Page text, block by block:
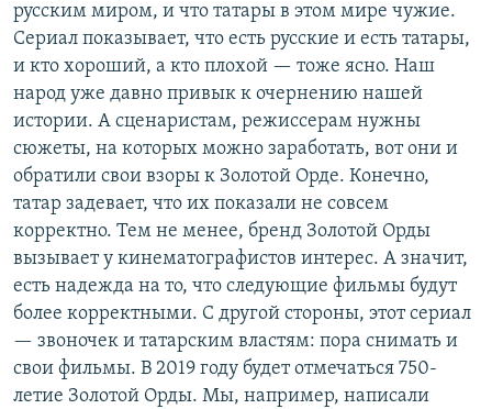
русским миром, и что татары в этом мире чужие.
Сериал показывает, что есть русские и есть татары,
и кто хороший, а кто плохой — тоже ясно. Наш
народ уже давно привык к очернению нашей
истории. А сценаристам, режиссерам нужны
сюжеты, на которых можно заработать, вот они и
обратили свои взоры к Золотой Орде. Конечно,
татар задевает, что их показали не совсем
корректно. Тем не менее, бренд Золотой Орды
вызывает у кинематографистов интерес. А значит,
есть надежда на то, что следующие фильмы будут
более корректными. С другой стороны, этот сериал
— звоночек и татарским властям: пора снимать и
свои фильмы. В 2019 году будет отмечаться 750-
летие Золотой Орды. Мы, например, написали